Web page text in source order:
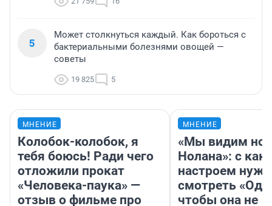
5
Может столкнуться каждый. Как бороться с
бактериальными болезнями овощей —
советы
19 825 5
МНЕНИЕ
Колобок-колобок, я
тебя боюсь! Ради чего
отложили прокат
«Человека-паука» —
отзыв о фильме про
МНЕНИЕ
«Мы видим
Нолана»: с
настроем
смотреть
чтобы она не